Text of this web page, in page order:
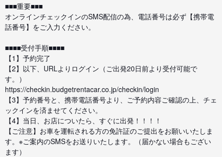
■■■重要■■■
オンラインチェックインのSMS配信の為、電話番号は必ず【携帯電
話番号】をご入力ください。
■■■■受付手順■■■■
【1】予約完了
【2】以下、URLよりログイン（ご出発20日前より受付可能で
す。）
https://checkin.budgetrentacar.co.jp/checkin/login
【3】予約番号と、携帯電話番号より、ご予約内容ご確認の上、チェ
ックインを済ませてください。
【4】当日、お店についたら、すぐに出発！！！！
【ご注意】お車を運転される方の免許証のご提出をお願いいたしま
す。※ご案内のSMSをお送りいたします。（届かない場合もござい
ます）